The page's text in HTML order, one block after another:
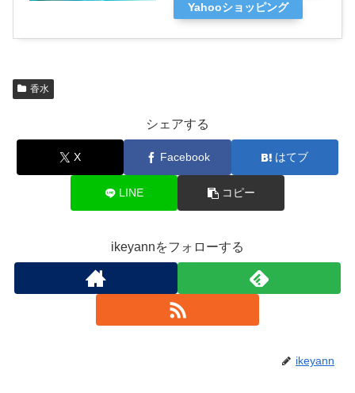
Yahooショッピング
香水
シェアする
X Facebook はてブ
LINE コピー
ikeyannをフォローする
ikeyann